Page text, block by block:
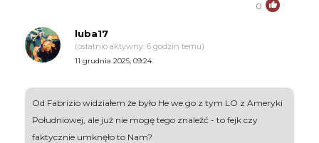
0
luba17
(ostatnio aktywny: 6 godzin temu)
11 grudnia 2025, 09:24
Od Fabrizio widziałem że było He we go z tym LO z Ameryki
Południowej, ale już nie mogę tego znaleźć - to fejk czy
faktycznie umknęło to Nam?